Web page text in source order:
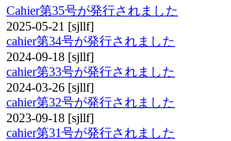
Cahier第35号が発行されました
2025-05-21 [sjllf]
cahier第34号が発行されました
2024-09-18 [sjllf]
cahier第33号が発行されました
2024-03-26 [sjllf]
cahier第32号が発行されました
2023-09-18 [sjllf]
cahier第31号が発行されました